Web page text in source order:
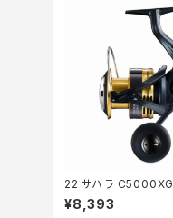
22 サハラ C5000XG
¥8,393